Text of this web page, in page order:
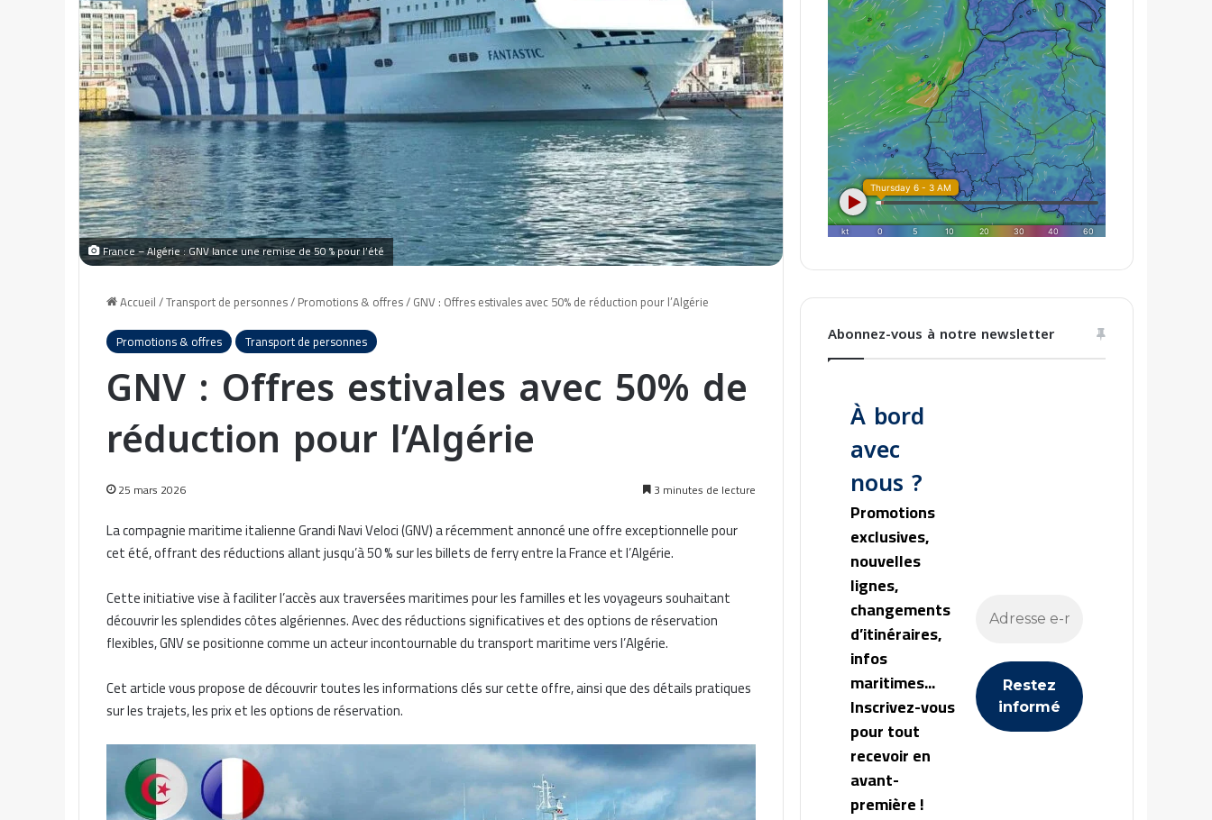
France – Algérie : GNV lance une remise de 50 % pour l’été
Accueil/Transport de personnes/Promotions & offres/GNV : Offres estivales avec 50% de réduction pour l’Algérie
Promotions & offres
Transport de personnes
GNV : Offres estivales avec 50% de
réduction pour l’Algérie
25 mars 2026 3 minutes de lecture
La compagnie maritime italienne Grandi Navi Veloci (GNV) a récemment annoncé une offre exceptionnelle pour
cet été, offrant des réductions allant jusqu’à 50 % sur les billets de ferry entre la France et l’Algérie.
Cette initiative vise à faciliter l’accès aux traversées maritimes pour les familles et les voyageurs souhaitant
découvrir les splendides côtes algériennes. Avec des réductions significatives et des options de réservation
flexibles, GNV se positionne comme un acteur incontournable du transport maritime vers l’Algérie.
Cet article vous propose de découvrir toutes les informations clés sur cette offre, ainsi que des détails pratiques
sur les trajets, les prix et les options de réservation.
Abonnez-vous à notre newsletter
À bord
avec
nous ?
Promotions
exclusives,
nouvelles
lignes,
changements
d’itinéraires,
infos
maritimes...
Inscrivez-vous
pour tout
recevoir en
avant-
première !